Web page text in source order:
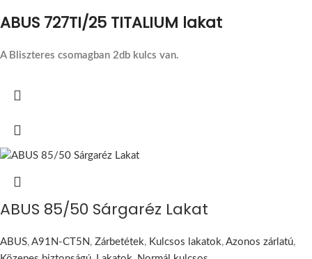
ABUS 727TI/25 TITALIUM lakat
A Bliszteres csomagban 2db kulcs van.
ABUS 85/50 Sárgaréz Lakat
ABUS, A91N-CT5N , Zárbetétek, Kulcsos lakatok, Azonos zárlatú,